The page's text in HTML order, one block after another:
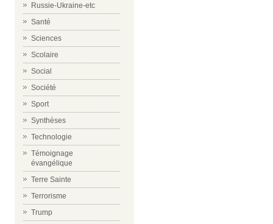
Russie-Ukraine-etc
Santé
Sciences
Scolaire
Social
Société
Sport
Synthèses
Technologie
Témoignage
évangélique
Terre Sainte
Terrorisme
Trump